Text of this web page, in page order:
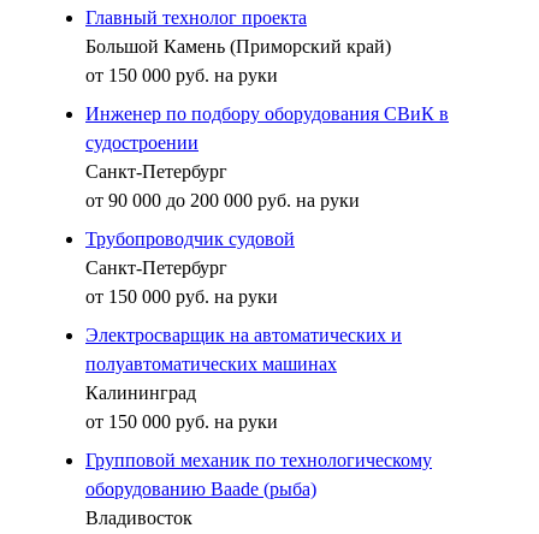
Главный технолог проекта
Большой Камень (Приморский край)
от 150 000 руб. на руки
Инженер по подбору оборудования СВиК в
судостроении
Санкт-Петербург
от 90 000 до 200 000 руб. на руки
Трубопроводчик судовой
Санкт-Петербург
от 150 000 руб. на руки
Электросварщик на автоматических и
полуавтоматических машинах
Калининград
от 150 000 руб. на руки
Групповой механик по технологическому
оборудованию Baade (рыба)
Владивосток